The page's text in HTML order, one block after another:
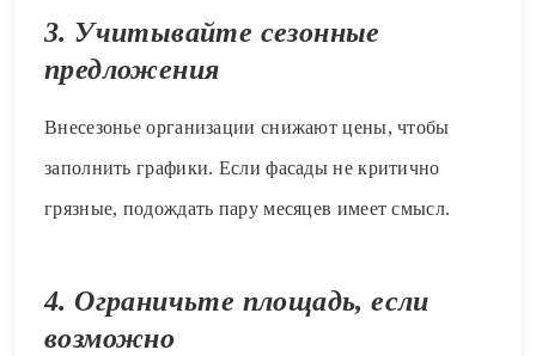
3. Учитывайте сезонные
предложения
Внесезонье организации снижают цены, чтобы
заполнить графики. Если фасады не критично
грязные, подождать пару месяцев имеет смысл.
4. Ограничьте площадь, если
возможно